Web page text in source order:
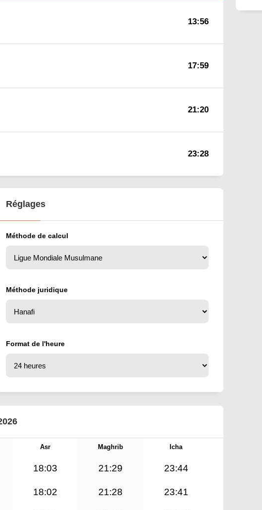
13:56
17:59
21:20
23:28
Réglages
Méthode de calcul
Méthode juridique
Format de l'heure
Asr Maghrib Icha
18:03 21:29 23:44
18:02 21:28 23:41